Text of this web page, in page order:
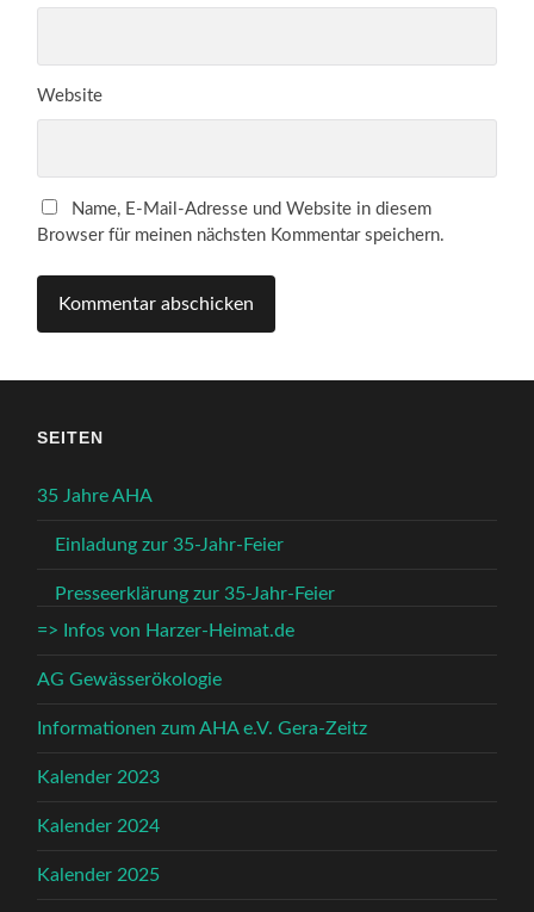
Website
Name, E-Mail-Adresse und Website in diesem
Browser für meinen nächsten Kommentar speichern.
SEITEN
35 Jahre AHA
Einladung zur 35-Jahr-Feier
Presseerklärung zur 35-Jahr-Feier
=> Infos von Harzer-Heimat.de
AG Gewässerökologie
Informationen zum AHA e.V. Gera-Zeitz
Kalender 2023
Kalender 2024
Kalender 2025